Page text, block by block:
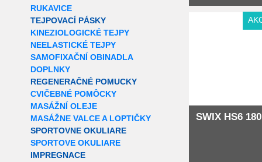
RUKAVICE
TEJPOVACÍ PÁSKY
KINEZIOLOGICKÉ TEJPY
NEELASTICKÉ TEJPY
SAMOFIXAČNÍ OBINADLA
DOPLNKY
REGENERAČNÉ POMUCKY
CVIČEBNÉ POMÔCKY
MASÁŽNÍ OLEJE
MASÁŽNE VALCE A LOPTIČKY
SPORTOVNE OKULIARE
SPORTOVE OKULIARE
IMPREGNACE
SWIX HS6